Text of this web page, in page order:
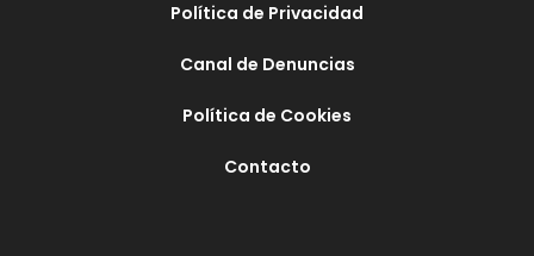
Política de Privacidad
Canal de Denuncias
Política de Cookies
Contacto